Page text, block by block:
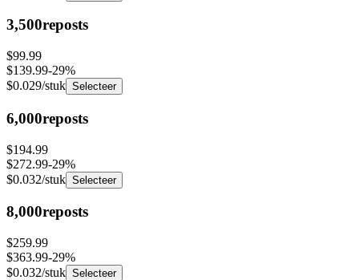
3,500reposts
$99.99
$139.99-29%
$0.029/stuk Selecteer
6,000reposts
$194.99
$272.99-29%
$0.032/stuk Selecteer
8,000reposts
$259.99
$363.99-29%
$0.032/stuk Selecteer